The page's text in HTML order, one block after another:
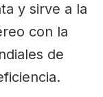
y sirve a la
con la
de